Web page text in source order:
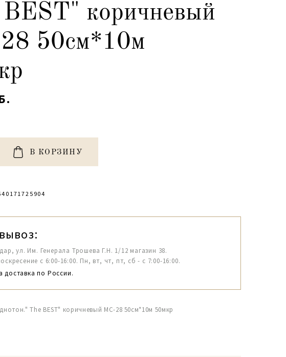
коричневый
50см*10м
В КОРЗИНУ
ул. Им. Генерала Трошева Г.Н. 1/12 магазин 38.
с 6:00-16:00. Пн, вт, чт, пт, сб - с 7:00-16:00.
доставка по России.
The BEST" коричневый МС-28 50см*10м 50мкр